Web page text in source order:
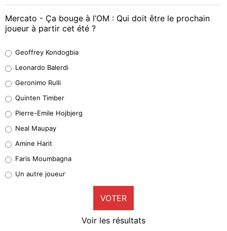
Mercato - Ça bouge à l’OM : Qui doit être le prochain
joueur à partir cet été ?
38%
32%
4%
1%
9%
Geoffrey Kondogbia
Leonardo Balerdi
Geronimo Rulli
Quinten Timber
Pierre-Emile Hojbjerg
Neal Maupay
Amine Harit
Faris Moumbagna
Un autre joueur
VOTER
Voir les résultats